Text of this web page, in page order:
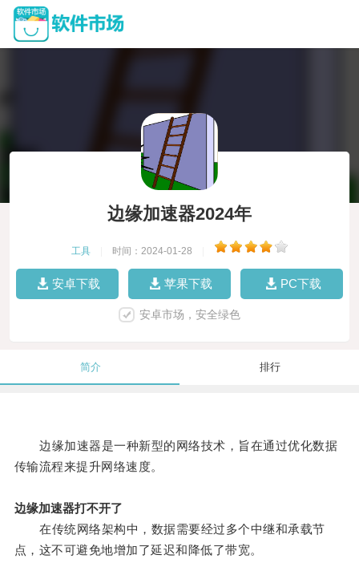
边缘加速器2024年
工具 时间：2024-01-28
安卓下载 苹果下载 PC下载
安卓市场，安全绿色
简介 排行
边缘加速器是一种新型的网络技术，旨在通过优化数据
传输流程来提升网络速度。
边缘加速器打不开了
在传统网络架构中，数据需要经过多个中继和承载节
点，这不可避免地增加了延迟和降低了带宽。